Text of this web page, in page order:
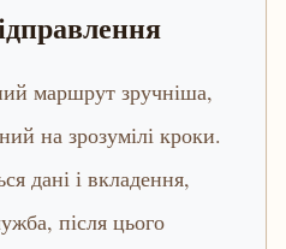
маршрут зручніша,
на зрозумілі кроки.
дані і вкладення,
після цього